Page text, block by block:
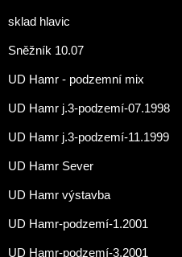
sklad hlavic
Sněžník 10.07
UD Hamr - podzemní mix
UD Hamr j.3-podzemí-07.1998
UD Hamr j.3-podzemí-11.1999
UD Hamr Sever
UD Hamr výstavba
UD Hamr-podzemí-1.2001
UD Hamr-podzemí-3.2001